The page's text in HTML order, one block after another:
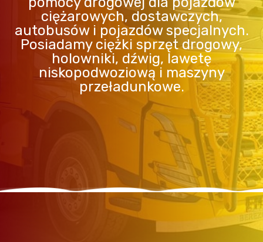
ciężarowych, dostawczych,
autobusów i pojazdów specjalnych.
Posiadamy ciężki sprzęt drogowy,
holowniki, dźwig, lawetę
niskopodwoziową i maszyny
przeładunkowe.